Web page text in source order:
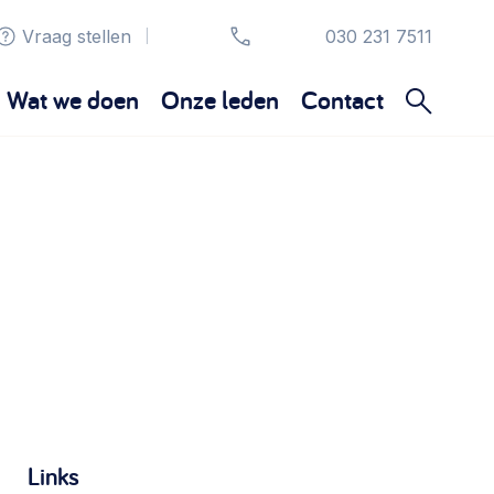
Vraag stellen 030 231 7511
Wijkaanpak
Wat we doen Onze leden Contact
Links